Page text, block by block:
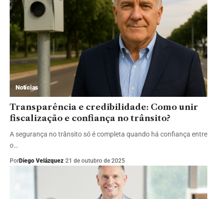
Notícias
Transparência e credibilidade: Como unir
fiscalização e confiança no trânsito?
A segurança no trânsito só é completa quando há confiança entre
o…
PorDiego Velázquez 21 de outubro de 2025